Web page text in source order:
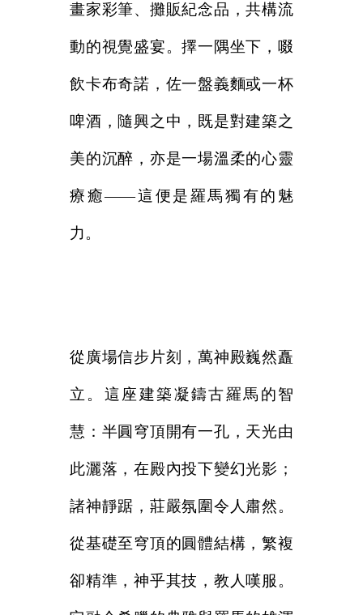
畫家彩筆、攤販紀念品，共構流
動的視覺盛宴。擇一隅坐下，啜
飲卡布奇諾，佐一盤義麵或一杯
啤酒，隨興之中，既是對建築之
美的沉醉，亦是一場溫柔的心靈
療癒——這便是羅馬獨有的魅
力。
從廣場信步片刻，萬神殿巍然矗
立。這座建築凝鑄古羅馬的智
慧：半圓穹頂開有一孔，天光由
此灑落，在殿內投下變幻光影；
諸神靜踞，莊嚴氛圍令人肅然。
從基礎至穹頂的圓體結構，繁複
卻精準，神乎其技，教人嘆服。